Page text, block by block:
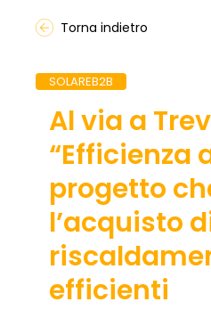
Torna indietro
SOLAREB2B
Al via a
“Efficienza
progetto
l’acquisto
efficienti